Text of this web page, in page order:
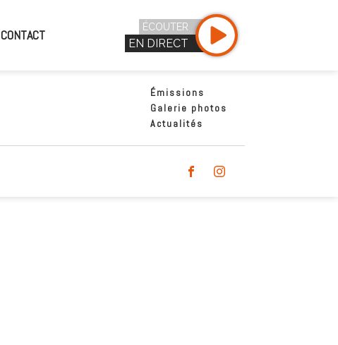
CONTACT
ÉCOUTER
EN DIRECT
Émissions
Galerie photos
Actualités